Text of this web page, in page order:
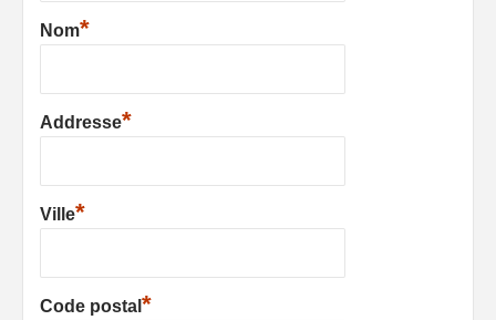
Nom*
Addresse*
Ville*
Code postal *